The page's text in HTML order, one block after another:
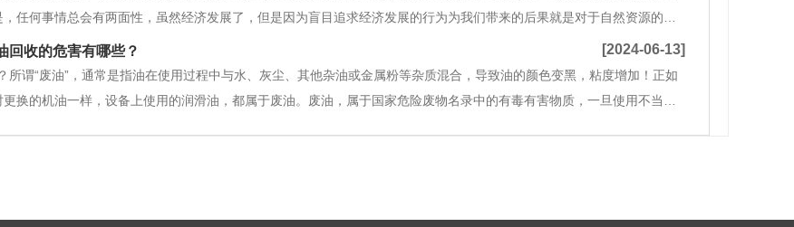
任何事情总会有两面性，虽然经济发展了，但是因为盲目追求经济发展的行为为我们带来的后果就是对于自然资源的过
然环境的破坏和污染。 我们都知道，当然经济发展给我们的生活
回收的危害有哪些？ [2024-06-13]
所谓“废油”，通常是指油在使用过程中与水、灰尘、其他杂油或金属粉等杂质混合，导致油的颜色变黑，粘度增加！正如
换的机油一样，设备上使用的润滑油，都属于废油。废油，属于国家危险废物名录中的有毒有害物质，一旦使用不当，